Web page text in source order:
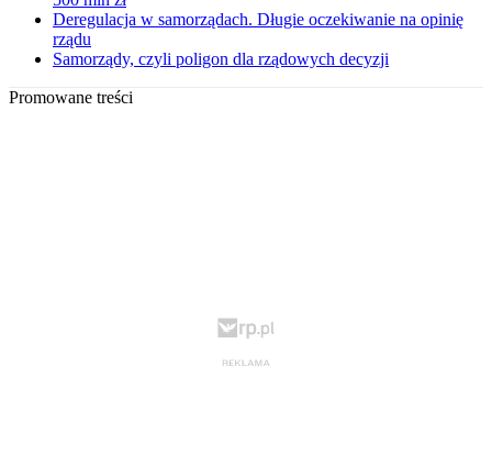
Deregulacja w samorządach. Długie oczekiwanie na opinię
rządu
Samorządy, czyli poligon dla rządowych decyzji
Promowane treści